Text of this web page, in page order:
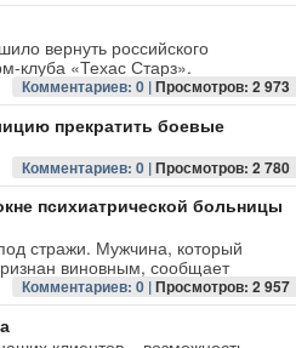
вернуть российского
клуба «Техас Старз».
Комментариев: 0 |Просмотров: 2 973
прекратить боевые
Комментариев: 0 |Просмотров: 2 780
психиатрической больницы
стражи. Мужчина, который
виновным, сообщает
Комментариев: 0 |Просмотров: 2 957